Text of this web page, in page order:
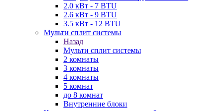
2.0 кВт - 7 BTU
2.6 кВт - 9 BTU
3.5 кВт - 12 BTU
Мульти сплит системы
Назад
Мульти сплит системы
2 комнаты
3 комнаты
4 комнаты
5 комнат
до 8 комнат
Внутренние блоки